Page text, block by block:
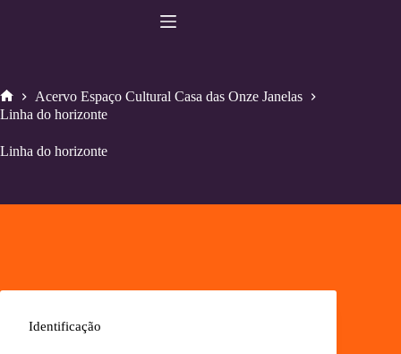
Home
Acervo Espaço Cultural Casa das Onze Janelas
Linha do horizonte
Linha do horizonte
Identificação